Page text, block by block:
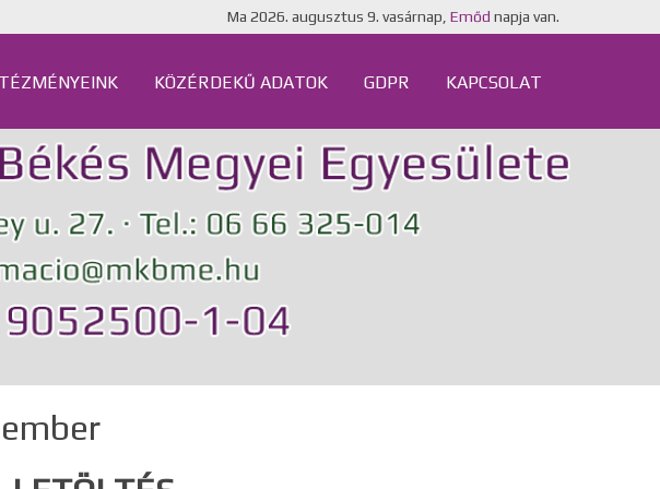
Ma 2026. augusztus 9. vasárnap, Emőd napja van.
KÖZÉRDEKŰ ADATOK GDPR KAPCSOLAT